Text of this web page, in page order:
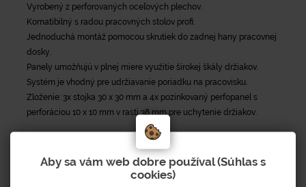
Vyrobený z perforovaných oceľových plechov.
Komatibilný s radou pracovných stolov profi.
Jednoduchá montáž pomocou skrutiek do zadnej hany pracovnej
dosky.
Panely umožňujú v plnej miere využitie širokej škály držiakov.
Systém je vhodný pre udržiavanie poriadku na pracovisku.
Zloženie: 3x stojka 30 x 30 mm a 4x pozinkovaný perfopanel s
perforáciou 10 x 10 mm v rasti 38 mm pre uchytenie držiakov.
Aby sa vám web dobre používal (Súhlas s
cookies)